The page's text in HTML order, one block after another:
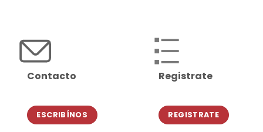
Contacto
ESCRIBÍNOS
Registrate
REGISTRATE